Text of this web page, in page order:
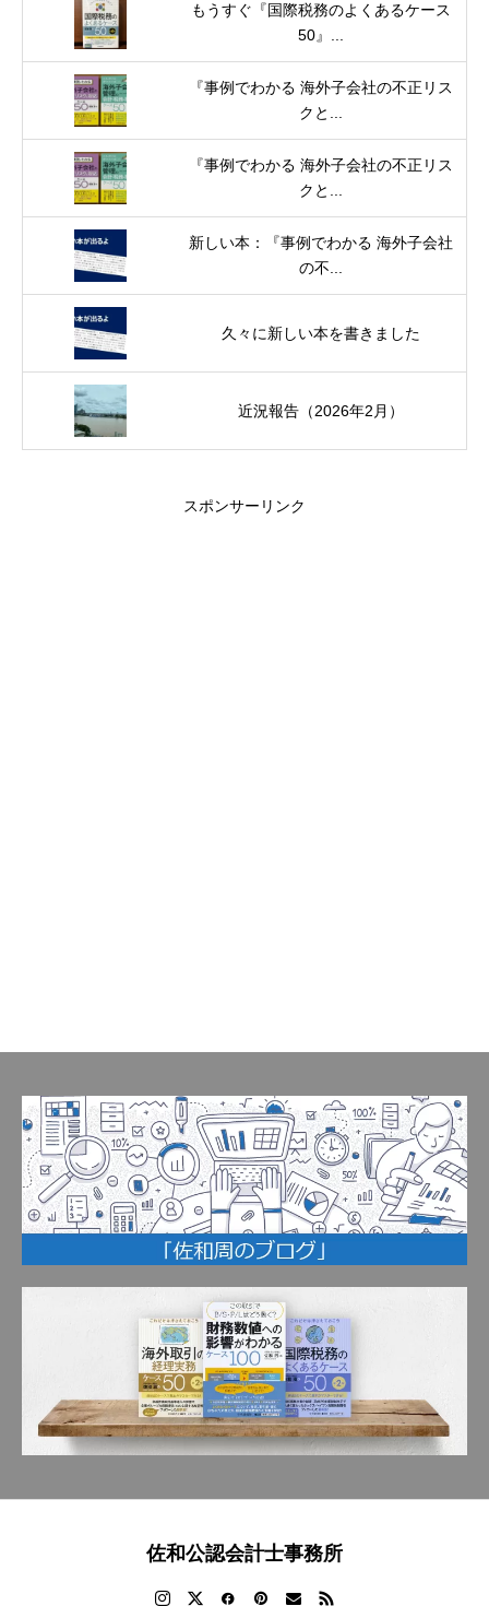
もうすぐ『国際税務のよくあるケース
50』...
『事例でわかる 海外子会社の不正リス
クと...
『事例でわかる 海外子会社の不正リス
クと...
新しい本：『事例でわかる 海外子会社
の不...
久々に新しい本を書きました
近況報告（2026年2月）
スポンサーリンク
佐和公認会計士事務所